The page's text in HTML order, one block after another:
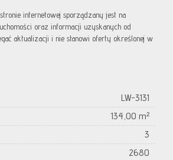
internetowej sporządzany jest na
oraz informacji uzyskanych od
aktualizacji i nie stanowi oferty określonej w
LW-3131
134,00 m²
3
2680